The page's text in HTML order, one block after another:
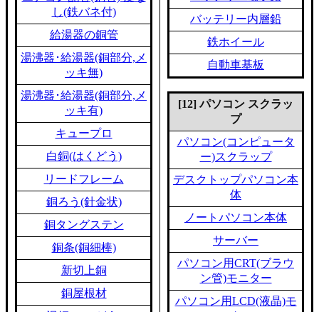
し(鉄バネ付)
給湯器の銅管
湯沸器･給湯器(銅部分,メ
ッキ無)
湯沸器･給湯器(銅部分,メ
ッキ有)
キュープロ
白銅(はくどう)
リードフレーム
銅ろう(針金状)
銅タングステン
銅条(銅細棒)
新切上銅
銅屋根材
バッテリー内層鉛
鉄ホイール
自動車基板
[12] パソコン スクラッ
プ
パソコン(コンピュータ
ー)スクラップ
デスクトップパソコン本
体
ノートパソコン本体
サーバー
パソコン用CRT(ブラウ
ン管)モニター
パソコン用LCD(液晶)モ